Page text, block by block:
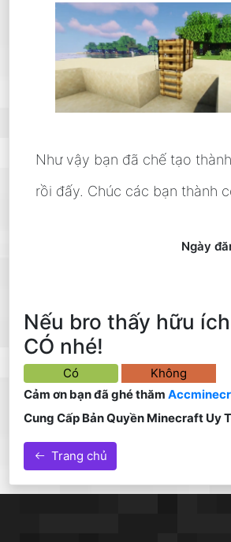
Như vậy bạn đã chế tạo
rồi đấy. Chúc các bạn thành
Ngày
Nếu bro thấy hữu
CÓ nhé!
Có
Không
Cảm ơn bạn đã ghé thăm
Cung Cấp Bản Quyền Minecraft Uy
Trang chủ